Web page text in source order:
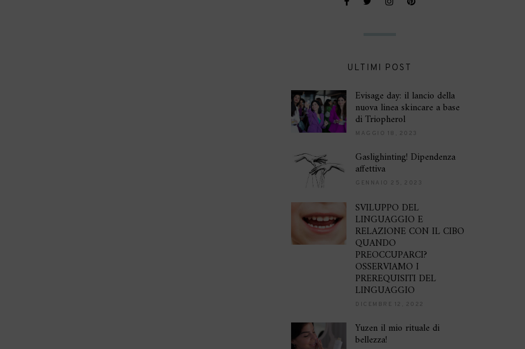
ULTIMI POST
Evisage day: il lancio della
nuova linea skincare a base
di Triopherol
MAGGIO 18, 2023
Gaslighinting! Dipendenza
affettiva
GENNAIO 25, 2023
SVILUPPO DEL
LINGUAGGIO E
RELAZIONE CON IL CIBO
QUANDO
PREOCCUPARCI?
OSSERVIAMO I
PREREQUISITI DEL
LINGUAGGIO
DICEMBRE 12, 2022
Yuzen il mio rituale di
bellezza!